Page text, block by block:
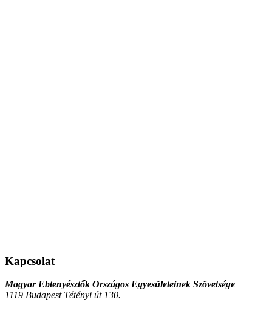
Kapcsolat
Magyar Ebtenyésztők Országos Egyesületeinek Szövetsége
1119 Budapest Tétényi út 130.